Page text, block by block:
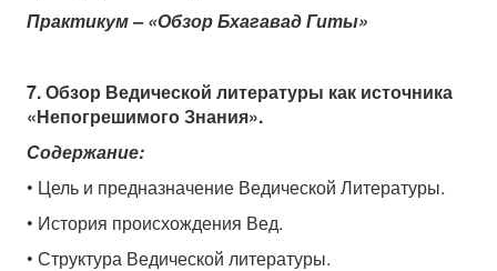
Практикум – «Обзор Бхагавад Гиты»
7. Обзор Ведической литературы как источника
«Непогрешимого Знания».
Содержание:
• Цель и предназначение Ведической Литературы.
• История происхождения Вед.
• Структура Ведической литературы.